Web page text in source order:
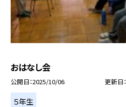
おはなし会
公開日 2025/10/06 更新日
５年生